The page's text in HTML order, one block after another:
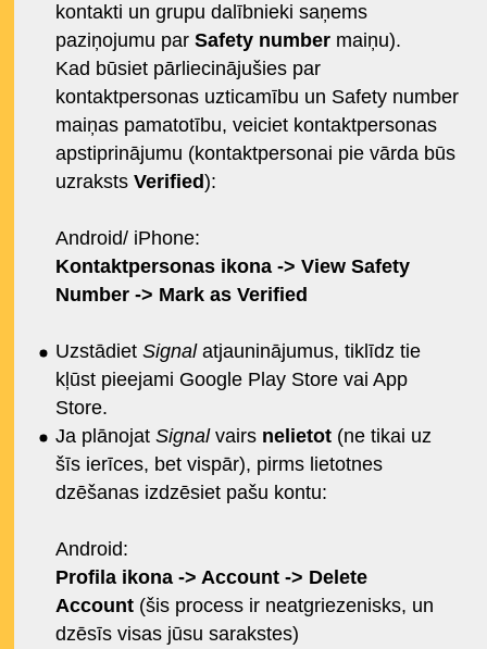
kontakti un grupu dalībnieki saņems
paziņojumu par Safety numbermaiņu).
Kad būsiet pārliecinājušies par
kontaktpersonas uzticamību un Safety number
maiņas pamatotību, veiciet kontaktpersonas
apstiprinājumu (kontaktpersonai pie vārda būs
uzraksts Verified):
Android/ iPhone:
Kontaktpersonas ikona -> View Safety
Number -> Mark as Verified
Uzstādiet Signalatjauninājumus, tiklīdz tie
kļūst pieejami Google Play Store vai App
Store.
Ja plānojat Signalvairs nelietot (ne tikai uz
šīs ierīces, bet vispār), pirms lietotnes
dzēšanas izdzēsiet pašu kontu:
Android:
Profila ikona -> Account -> Delete
Account (šis process ir neatgriezenisks, un
dzēsīs visas jūsu sarakstes)